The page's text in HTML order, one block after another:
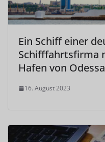
Ein Schiff einer
Schifffahrtsfirma
Hafen von
16. August 2023